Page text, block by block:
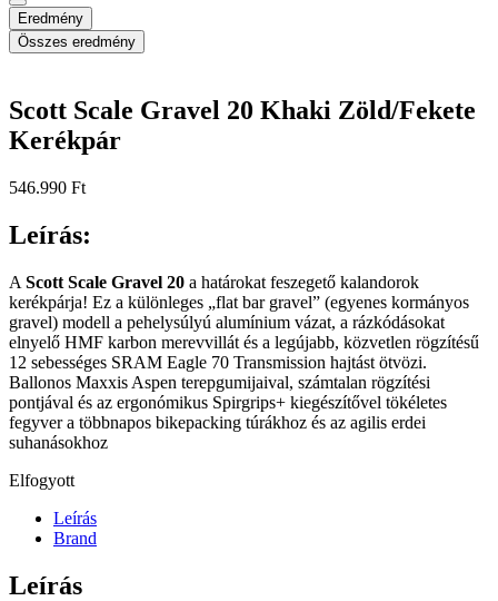
Eredmény
Összes eredmény
Scott Scale Gravel 20 Khaki Zöld/Fekete
Kerékpár
546.990 Ft
Leírás:
A Scott Scale Gravel 20 a határokat feszegető kalandorok
kerékpárja! Ez a különleges „flat bar gravel” (egyenes kormányos
gravel) modell a pehelysúlyú alumínium vázat, a rázkódásokat
elnyelő HMF karbon merevvillát és a legújabb, közvetlen rögzítésű
12 sebességes SRAM Eagle 70 Transmission hajtást ötvözi.
Ballonos Maxxis Aspen terepgumijaival, számtalan rögzítési
pontjával és az ergonómikus Spirgrips+ kiegészítővel tökéletes
fegyver a többnapos bikepacking túrákhoz és az agilis erdei
suhanásokhoz
Elfogyott
Leírás
Brand
Leírás